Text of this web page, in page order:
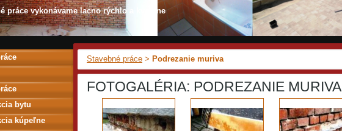
práce vykonávame lacno rýchlo a kvalitne
Stavebné práce > Podrezanie muriva
FOTOGALÉRIA: PODREZANIE MURIVA
bytu
kúpeľne